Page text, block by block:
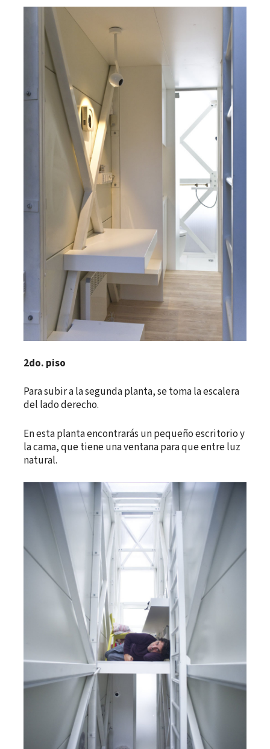
2do. piso
Para subir a la segunda planta, se toma la escalera
del lado derecho.
En esta planta encontrarás un pequeño escritorio y
la cama, que tiene una ventana para que entre luz
natural.